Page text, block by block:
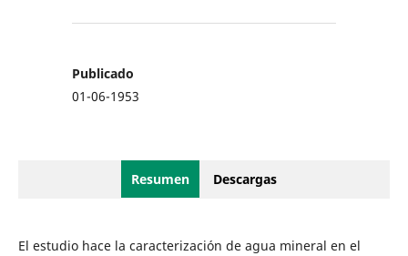
Publicado
01-06-1953
Resumen Descargas
El estudio hace la caracterización de agua mineral en el